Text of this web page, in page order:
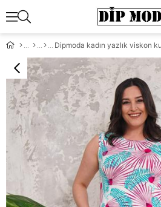
Dipmoda kadın yazlık viskon